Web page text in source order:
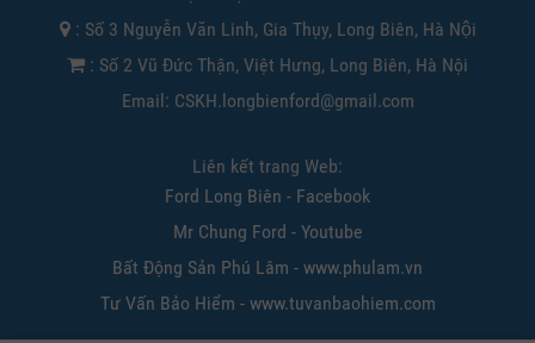
: Số 3 Nguyễn Văn Linh, Gia Thụy, Long Biên, Hà Nội
: Số 2 Vũ Đức Thận, Việt Hưng, Long Biên, Hà Nội
Email: CSKH.longbienford@gmail.com
Liên kết trang Web:
Ford Long Biên - Facebook
Mr Chung Ford - Youtube
Bất Động Sản Phú Lâm - www.phulam.vn
Tư Vấn Bảo Hiểm - www.tuvanbaohiem.com